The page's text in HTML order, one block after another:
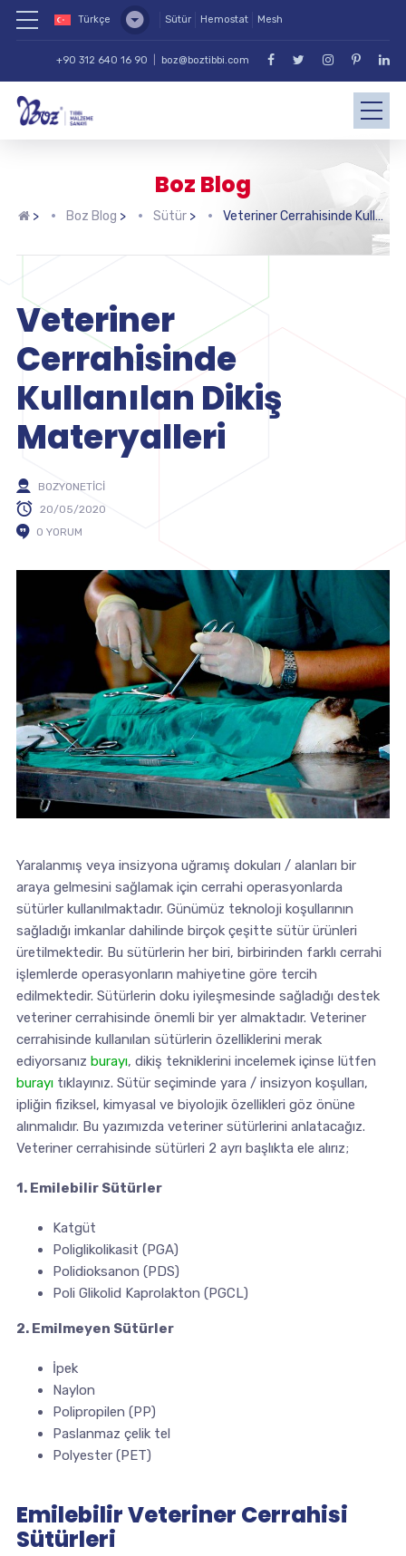
Türkçe Sütür Hemostat Mesh
+90 312 640 16 90 boz@boztibbi.com
Boz Blog
> Boz Blog > Sütür> Veteriner Cerrahisinde Kullanılan Dikiş Materyalleri
Veteriner
Cerrahisinde
Kullanılan Dikiş
Materyalleri
BOZYONETICI
20/05/2020
0 YORUM
Yaralanmış veya insizyona uğramış dokuları / alanları bir
araya gelmesini sağlamak için cerrahi operasyonlarda
sütürler kullanılmaktadır. Günümüz teknoloji koşullarının
sağladığı imkanlar dahilinde birçok çeşitte sütür ürünleri
üretilmektedir. Bu sütürlerin her biri, birbirinden farklı cerrahi
işlemlerde operasyonların mahiyetine göre tercih
edilmektedir. Sütürlerin doku iyileşmesinde sağladığı destek
veteriner cerrahisinde önemli bir yer almaktadır. Veteriner
cerrahisinde kullanılan sütürlerin özelliklerini merak
ediyorsanız burayı, dikiş tekniklerini incelemek içinse lütfen
burayıtıklayınız. Sütür seçiminde yara / insizyon koşulları,
ipliğin fiziksel, kimyasal ve biyolojik özellikleri göz önüne
alınmalıdır. Bu yazımızda veteriner sütürlerini anlatacağız.
Veteriner cerrahisinde sütürleri 2 ayrı başlıkta ele alırız;
1. Emilebilir Sütürler
Katgüt
Poliglikolikasit (PGA)
Polidioksanon (PDS)
Poli Glikolid Kaprolakton (PGCL)
2. Emilmeyen Sütürler
İpek
Naylon
Polipropilen (PP)
Paslanmaz çelik tel
Polyester (PET)
Emilebilir Veteriner Cerrahisi
Sütürleri